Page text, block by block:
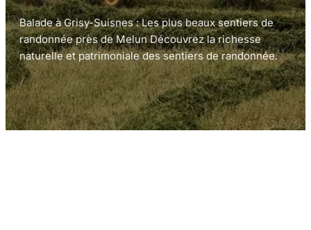
Balade à Grisy-Suisnes : Les plus beaux sentiers de
randonnée près de Melun Découvrez la richesse
naturelle et patrimoniale des sentiers de randonnée.